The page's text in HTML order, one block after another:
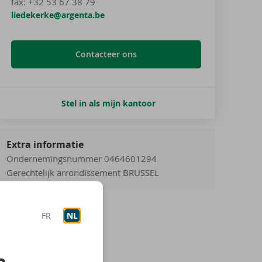
FR NL
liedekerke@argenta.be
Contacteer ons
Stel in als mijn kantoor
Extra informatie
Ondernemingsnummer 0464601294
Gerechtelijk arrondissement BRUSSEL